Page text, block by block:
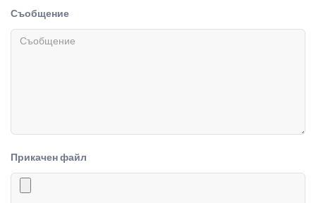
Съобщение
Прикачен файл